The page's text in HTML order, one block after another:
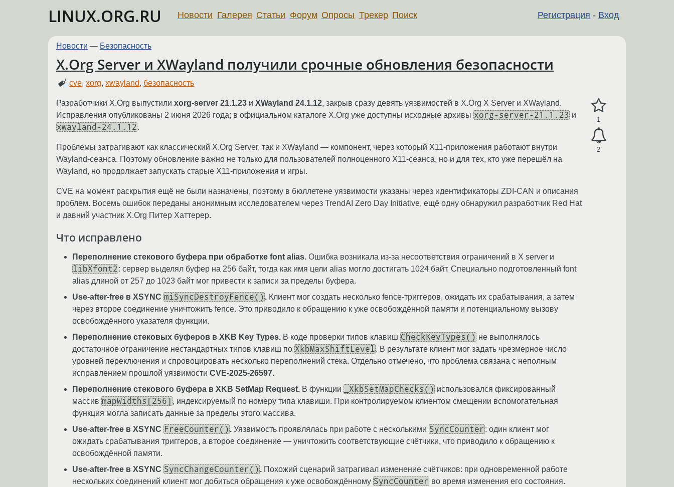
LINUX.ORG.RU Регистрация - Вход
Новости Галерея Статьи Форум Опросы Трекер Поиск
Новости — Безопасность
X.Org Server и XWayland получили срочные обновления безопасности
cve,xorg,xwayland, безопасность
1
2
Разработчики X.Org выпустили xorg-server 21.1.23 и XWayland 24.1.12, закрыв сразу девять уязвимостей в X.Org X Server и XWayland.
Исправления опубликованы 2 июня 2026 года; в официальном каталоге X.Org уже доступны исходные архивы xorg-server-21.1.23 и
xwayland-24.1.12.
Проблемы затрагивают как классический X.Org Server, так и XWayland — компонент, через который X11-приложения работают внутри
Wayland-сеанса. Поэтому обновление важно не только для пользователей полноценного X11-сеанса, но и для тех, кто уже перешёл на
Wayland, но продолжает запускать старые X11-приложения и игры.
CVE на момент раскрытия ещё не были назначены, поэтому в бюллетене уязвимости указаны через идентификаторы ZDI-CAN и описания
проблем. Восемь ошибок переданы анонимным исследователем через TrendAI Zero Day Initiative, ещё одну обнаружил разработчик Red Hat
и давний участник X.Org Питер Хаттерер.
Что исправлено
Переполнение стекового буфера при обработке font alias. Ошибка возникала из-за несоответствия ограничений в X server и
libXfont2: сервер выделял буфер на 256 байт, тогда как имя цели alias могло достигать 1024 байт. Специально подготовленный font
alias длиной от 257 до 1023 байт мог привести к записи за пределы буфера.
Use-after-free в XSYNC miSyncDestroyFence() . Клиент мог создать несколько fence-триггеров, ожидать их срабатывания, а затем
через второе соединение уничтожить fence. Это приводило к обращению к уже освобождённой памяти и потенциальному вызову
освобождённого указателя функции.
Переполнение стековых буферов в XKB Key Types. В коде проверки типов клавиш CheckKeyTypes() не выполнялось
достаточное ограничение нестандартных типов клавиш по XkbMaxShiftLevel. В результате клиент мог задать чрезмерное число
уровней переключения и спровоцировать несколько переполнений стека. Отдельно отмечено, что проблема связана с неполным
исправлением прошлой уязвимости CVE-2025-26597.
Переполнение стекового буфера в XKB SetMap Request. В функции _XkbSetMapChecks() использовался фиксированный
массив mapWidths[256] , индексируемый по номеру типа клавиши. При контролируемом клиентом смещении вспомогательная
функция могла записать данные за пределы этого массива.
Use-after-free в XSYNC FreeCounter() . Уязвимость проявлялась при работе с несколькими SyncCounter : один клиент мог
ожидать срабатывания триггеров, а второе соединение — уничтожить соответствующие счётчики, что приводило к обращению к
освобождённой памяти.
Use-after-free в XSYNC SyncChangeCounter() . Похожий сценарий затрагивал изменение счётчиков: при одновременной работе
нескольких соединений клиент мог добиться обращения к уже освобождённому SyncCounter во время изменения его состояния.